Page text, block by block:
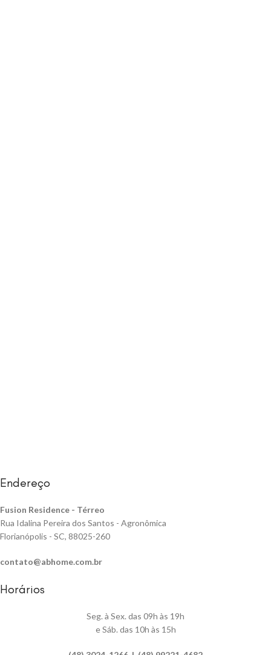
Endereço
Fusion Residence - Térreo
Rua Idalina Pereira dos Santos - Agronômica
Florianópolis - SC, 88025-260
contato@abhome.com.br
Horários
Seg. à Sex. das 09h às 19h
e Sáb. das 10h às 15h